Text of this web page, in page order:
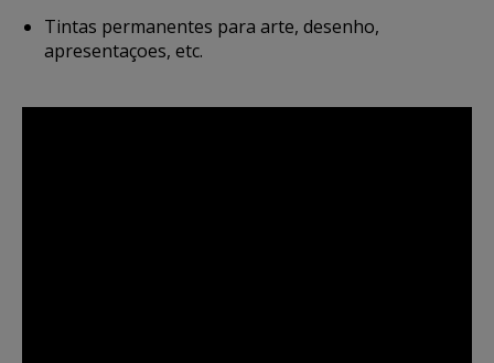
Tintas permanentes para arte, desenho,
apresentaçoes, etc.